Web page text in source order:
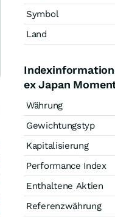
Symbol
Land
ex Japan
Währung
Gewichtungstyp
Kapitalisierung
Performance Index
Enthaltene Aktien
Referenzwährung